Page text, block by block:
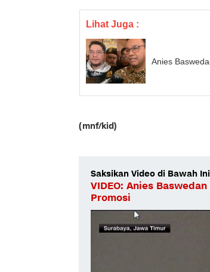
Lihat Juga :
Anies
(mnf/kid)
Saksikan Video di Bawah
VIDEO: Anies
Promosi